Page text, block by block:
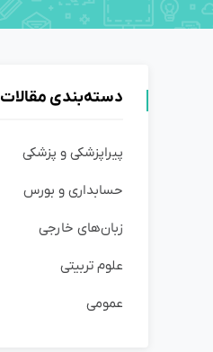
دسته‌بندی مقالات
پیراپزشکی و پزشکی
حسابداری و بورس
زبان‌های خارجی
علوم تربیتی
عمومی